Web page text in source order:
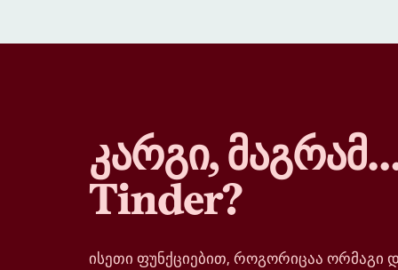
კარგი,
Tinder?
ისეთი ფუნქციებით, როგორიცაა ორმაგი